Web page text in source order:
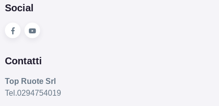
Social
Contatti
Top Ruote Srl
Tel.0294754019